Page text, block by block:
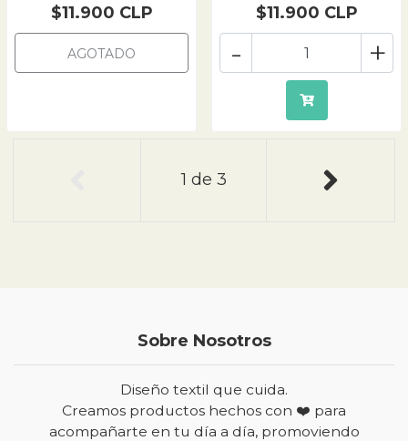
$11.900 CLP
AGOTADO
$11.900 CLP
+
-
1 de 3
Sobre Nosotros
Diseño textil que cuida.
Creamos productos hechos con ❤️ para
acompañarte en tu día a día, promoviendo